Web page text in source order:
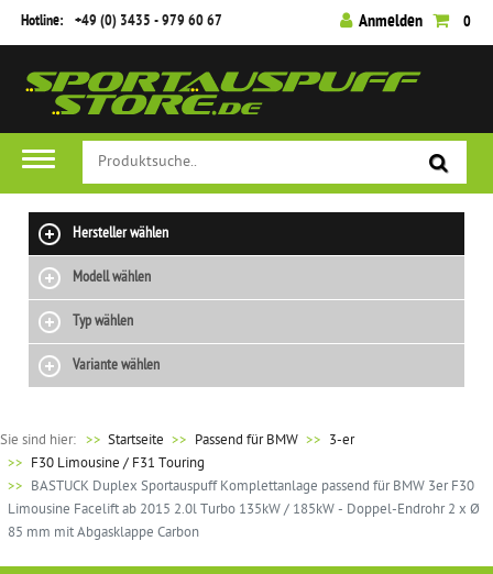
Hotline: +49 (0) 3435 - 979 60 67 Anmelden 0
Hersteller wählen
Modell wählen
Typ wählen
Variante wählen
Sie sind hier: >> Startseite Passend für BMW
3-er
F30 Limousine / F31 Touring
BASTUCK Duplex Sportauspuff Komplettanlage passend für BMW 3er F30
Limousine Facelift ab 2015 2.0l Turbo 135kW / 185kW - Doppel-Endrohr 2 x Ø
85 mm mit Abgasklappe Carbon